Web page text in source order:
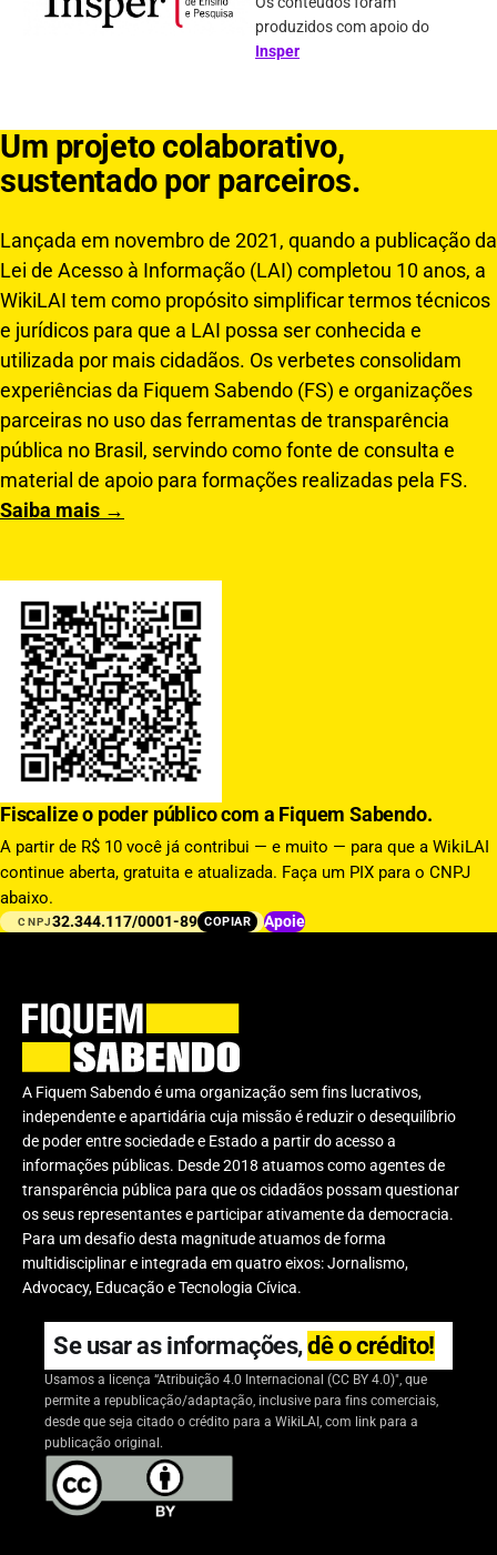
produzidos com apoio do
Insper
Um projeto colaborativo,
sustentado por parceiros.
Lançada em novembro de 2021, quando a publicação da
Lei de Acesso à Informação (LAI) completou 10 anos, a
WikiLAI tem como propósito simplificar termos técnicos
e jurídicos para que a LAI possa ser conhecida e
utilizada por mais cidadãos. Os verbetes consolidam
experiências da Fiquem Sabendo (FS) e organizações
parceiras no uso das ferramentas de transparência
pública no Brasil, servindo como fonte de consulta e
material de apoio para formações realizadas pela FS.
Saiba mais →
Fiscalize o poder público com a Fiquem Sabendo.
A partir de R$ 10 você já contribui — e muito — para que a WikiLAI
continue aberta, gratuita e atualizada. Faça um PIX para o CNPJ
abaixo.
CNPJ32.344.117/0001-89 COPIAR Apoie
A Fiquem Sabendo é uma organização sem fins lucrativos,
independente e apartidária cuja missão é reduzir o desequilíbrio
de poder entre sociedade e Estado a partir do acesso a
informações públicas. Desde 2018 atuamos como agentes de
transparência pública para que os cidadãos possam questionar
os seus representantes e participar ativamente da democracia.
Para um desafio desta magnitude atuamos de forma
multidisciplinar e integrada em quatro eixos: Jornalismo,
Advocacy, Educação e Tecnologia Cívica.
Se usar as informações,dê o crédito!
Usamos a licença “Atribuição 4.0 Internacional (CC BY 4.0)", que
permite a republicação/adaptação, inclusive para fins comerciais,
desde que seja citado o crédito para a WikiLAI, com link para a
publicação original.